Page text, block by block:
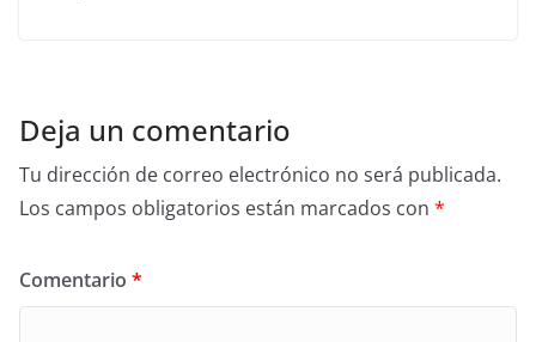
Deja un comentario
Tu dirección de correo electrónico no será publicada.
Los campos obligatorios están marcados con *
Comentario *